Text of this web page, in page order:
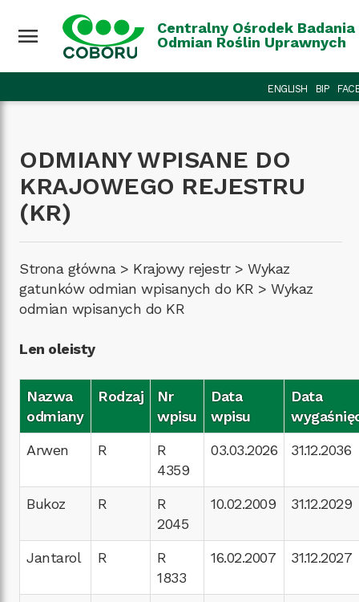
menu
Centralny Ośrodek Badania
Odmian Roślin Uprawnych
ENGLISH BIP
ODMIANY WPISANE DO
KRAJOWEGO REJESTRU
(KR)
Strona główna> Krajowy rejestr> Wykaz
gatunków odmian wpisanych do KR > Wykaz
odmian wpisanych do KR
Len oleisty
Nazwa
odmiany
Rodzaj
Nr
wpisu
Data
wpisu
Data
Arwen
R
R
4359
03.03.2026 31.12.2036
Bukoz R
R
2045
10.02.2009 31.12.2029
Jantarol R
R
1833
16.02.2007 31.12.2027